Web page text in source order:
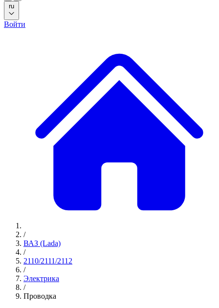
ru
Войти
/
ВАЗ (Lada)
/
2110/2111/2112
/
Электрика
/
Проводка